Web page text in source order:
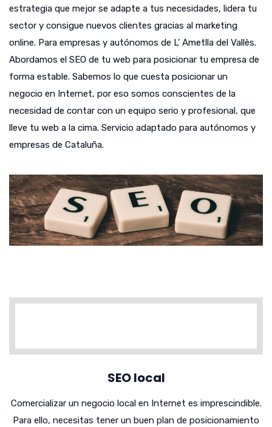
estrategia que mejor se adapte a tus necesidades, lidera tu
sector y consigue nuevos clientes gracias al marketing
online. Para empresas y autónomos de L' Ametlla del Vallès.
Abordamos el SEO de tu web para posicionar tu empresa de
forma estable. Sabemos lo que cuesta posicionar un
negocio en Internet, por eso somos conscientes de la
necesidad de contar con un equipo serio y profesional, que
lleve tu web a la cima. Servicio adaptado para autónomos y
empresas de Cataluña.
SEO local
Comercializar un negocio local en Internet es imprescindible.
Para ello, necesitas tener un buen plan de posicionamiento